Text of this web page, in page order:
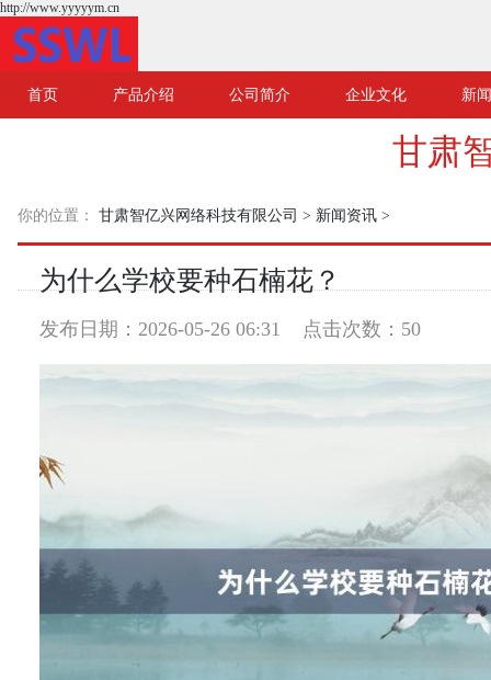
http://www.yyyyym.cn
首页 产品介绍 公司简介 企业文化 新
甘肃
你的位置： 甘肃智亿兴网络科技有限公司 > 新闻资讯 >
为什么学校要种石楠花？
发布日期：2026-05-26 06:31 点击次数：50